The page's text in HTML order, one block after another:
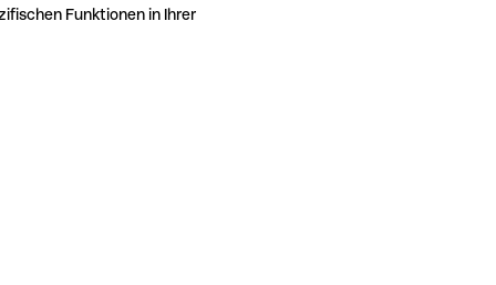
Funktionen in Ihrer